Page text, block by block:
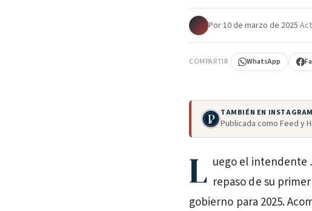
Por·10 de marzo de 2025·
COMPARTIR WhatsApp
TAMBIÉN EN INSTAGRAM
Publicada como Feed y
L uego el intendente
repaso de su
gobierno para 2025.